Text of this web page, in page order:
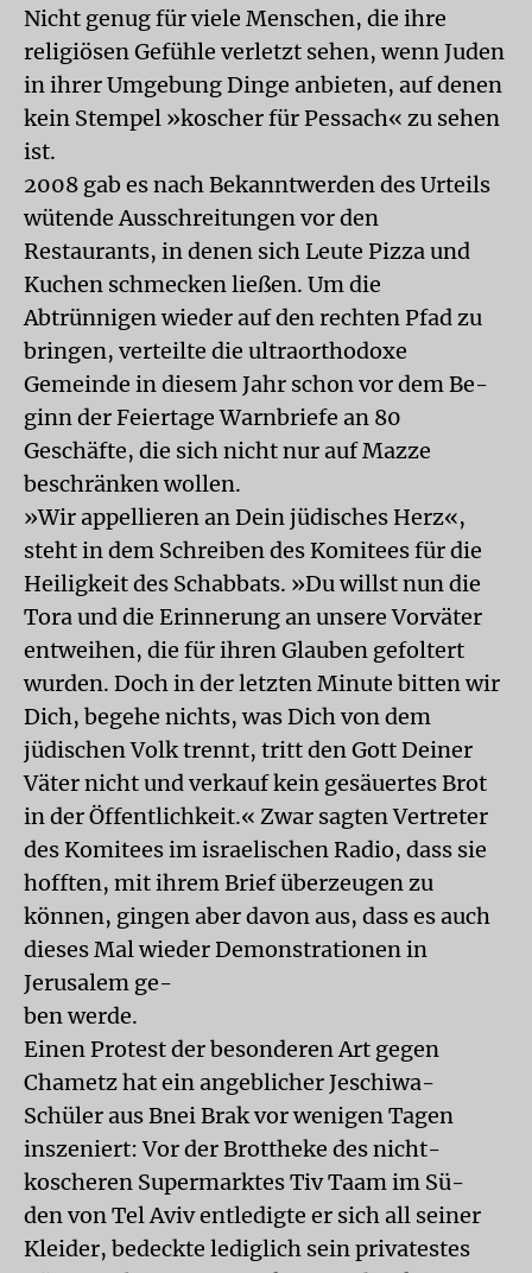
Nicht genug für viele Menschen, die ihre
religiösen Gefühle verletzt sehen, wenn Juden
in ihrer Umgebung Dinge anbieten, auf denen
kein Stempel »koscher für Pessach« zu sehen
ist.
2008 gab es nach Bekanntwerden des Urteils
wütende Ausschreitungen vor den
Restaurants, in denen sich Leute Pizza und
Kuchen schmecken ließen. Um die
Abtrünnigen wieder auf den rechten Pfad zu
bringen, verteilte die ultraorthodoxe
Gemeinde in diesem Jahr schon vor dem Be-
ginn der Feiertage Warnbriefe an 80
Geschäfte, die sich nicht nur auf Mazze
beschränken wollen.
»Wir appellieren an Dein jüdisches Herz«,
steht in dem Schreiben des Komitees für die
Heiligkeit des Schabbats. »Du willst nun die
Tora und die Erinnerung an unsere Vorväter
entweihen, die für ihren Glauben gefoltert
wurden. Doch in der letzten Minute bitten wir
Dich, begehe nichts, was Dich von dem
jüdischen Volk trennt, tritt den Gott Deiner
Väter nicht und verkauf kein gesäuertes Brot
in der Öffentlichkeit.« Zwar sagten Vertreter
des Komitees im israelischen Radio, dass sie
hofften, mit ihrem Brief überzeugen zu
können, gingen aber davon aus, dass es auch
dieses Mal wieder Demonstrationen in
Jerusalem ge-
ben werde.
Einen Protest der besonderen Art gegen
Chametz hat ein angeblicher Jeschiwa-
Schüler aus Bnei Brak vor wenigen Tagen
inszeniert: Vor der Brottheke des nicht-
koscheren Supermarktes Tiv Taam im Sü-
den von Tel Aviv entledigte er sich all seiner
Kleider, bedeckte lediglich sein privatestes